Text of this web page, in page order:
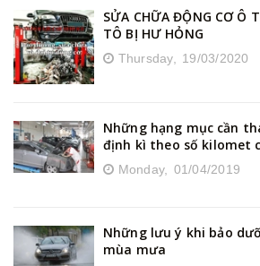
SỬA CHỮA ĐỘNG CƠ Ô
TÔ BỊ HƯ HỎNG
Thursday, 19/03/2020
Những hạng mục cần
định kì theo số kilomet
Monday, 01/04/2019
Những lưu ý khi bảo
mùa mưa